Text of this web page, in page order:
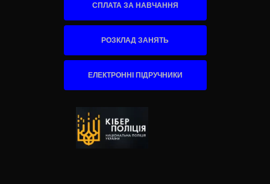
СПЛАТА ЗА НАВЧАННЯ
РОЗКЛАД ЗАНЯТЬ
ЕЛЕКТРОННІ ПІДРУЧНИКИ